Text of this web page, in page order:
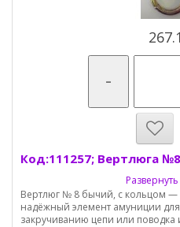
-
Код:111257; Вертлюга
Вертлюг № 8 бычий, с кольцом —
надёжный элемент амуниции для
закручиванию цепи или поводка